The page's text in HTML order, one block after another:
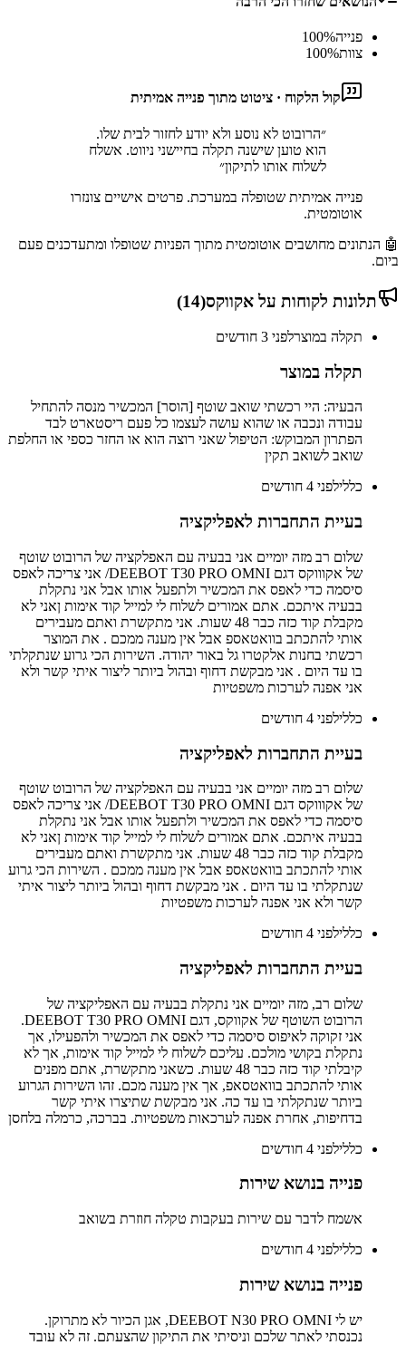
פנייה 100%
צוות
100%
קול הלקוח · ציטוט מתוך פנייה אמיתית
״הרובוט לא נוסע ולא יודע לחזור לבית שלו.
הוא טוען שישנה תקלה בחיישני ניווט. אשלח
לשלוח אותו לתיקון״
פנייה אמיתית שטופלה במערכת. פרטים אישיים צונזרו
אוטומטית.
🤖 הנתונים מחושבים אוטומטית מתוך הפניות שטופלו ומתעדכנים פעם
ביום.
תלונות לקוחות על אקווקס(
14
)
תקלה במוצרלפני 3 חודשים
תקלה במוצר
הבעיה: היי רכשתי שואב שוטף [הוסר] המכשיר מנסה להתחיל
עבודה ונכבה או שהוא עושה לעצמו כל פעם ריסטארט לבד
הפתרון המבוקש: הטיפול שאני רוצה הוא או החזר כספי או החלפת
שואב לשואב תקין
כללילפני 4 חודשים
בעיית התחברות לאפליקציה
שלום רב מזה יומיים אני בבעיה עם האפלקציה של הרובוט שוטף
של אקוווקס דגם DEEBOT T30 PRO OMNI/ אני צריכה לאפס
סיסמה כדי לאפס את המכשיר ולתפעל אותו אבל אני נתקלת
בבעיה איתכם. אתם אמורים לשלוח לי למייל קוד אימות ןאני לא
מקבלת קוד כזה כבר 48 שעות. אני מתקשרת ואתם מעבירים
אותי להתכתב בוואטאספ אבל אין מענה ממכם . את המוצר
רכשתי בחנות אלקטרו גל באור יהודה. השירות הכי גרוע שנתקלתי
בו עד היום . אני מבקשת דחוף ובהול ביותר ליצור איתי קשר ולא
אני אפנה לערכות משפטיות
כללילפני 4 חודשים
בעיית התחברות לאפליקציה
שלום רב מזה יומיים אני בבעיה עם האפלקציה של הרובוט שוטף
של אקוווקס דגם DEEBOT T30 PRO OMNI/ אני צריכה לאפס
סיסמה כדי לאפס את המכשיר ולתפעל אותו אבל אני נתקלת
בבעיה איתכם. אתם אמורים לשלוח לי למייל קוד אימות ןאני לא
מקבלת קוד כזה כבר 48 שעות. אני מתקשרת ואתם מעבירים
אותי להתכתב בוואטאספ אבל אין מענה ממכם . השירות הכי גרוע
שנתקלתי בו עד היום . אני מבקשת דחוף ובהול ביותר ליצור איתי
קשר ולא אני אפנה לערכות משפטיות
כללילפני 4 חודשים
בעיית התחברות לאפליקציה
שלום רב, מזה יומיים אני נתקלת בבעיה עם האפליקציה של
הרובוט השוטף של אקווקס, דגם DEEBOT T30 PRO OMNI.
אני זקוקה לאיפוס סיסמה כדי לאפס את המכשיר ולהפעילו, אך
נתקלת בקושי מולכם. עליכם לשלוח לי למייל קוד אימות, אך לא
קיבלתי קוד כזה כבר 48 שעות. כשאני מתקשרת, אתם מפנים
אותי להתכתב בוואטסאפ, אך אין מענה מכם. זהו השירות הגרוע
ביותר שנתקלתי בו עד כה. אני מבקשת שתיצרו איתי קשר
בדחיפות, אחרת אפנה לערכאות משפטיות. בברכה, כרמלה בלחסן
כללילפני 4 חודשים
פנייה בנושא שירות
אשמח לדבר עם שירות בעקבות טקלה חוזרת בשואב
כללילפני 4 חודשים
פנייה בנושא שירות
יש לי DEEBOT N30 PRO OMNI, אגן הכיור לא מתרוקן.
נכנסתי לאתר שלכם וניסיתי את התיקון שהצעתם. זה לא עובד